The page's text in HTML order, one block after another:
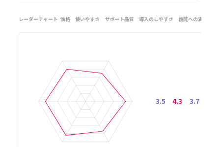
レーダーチャート 価格 使いやすさ サポート品質 導入のしやすさ 機能への満足度
3.5 4.3 3.7